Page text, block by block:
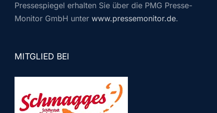
Pressespiegel erhalten Sie über die PMG Presse-
Monitor GmbH unter www.pressemonitor.de.
MITGLIED BEI